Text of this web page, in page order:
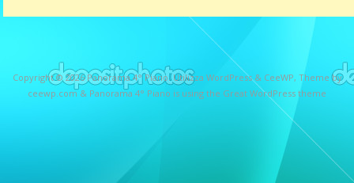
Copyright © 2026Panorama 4° Piano. Utilizza WordPress& CeeWP, Theme by
ceewp.com& Panorama 4° Piano is using the Great WordPress theme